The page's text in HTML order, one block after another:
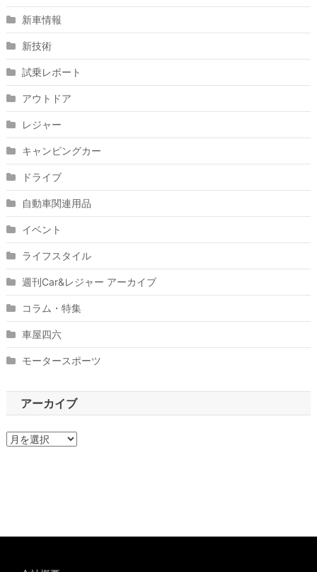
新車情報
新技術
試乗レポート
アウトドア
レジャー
キャンピングカー
ドライブ
自動車関連用品
イベント
ライフスタイル
週刊Car&レジャー アーカイブ
コラム・特集
車屋四六
モータースポーツ
アーカイブ
ア